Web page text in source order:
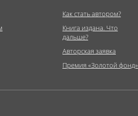
Как стать автором?
Книга издана. Что
дальше?
Авторская заявка
Премия «Золотой фонд»